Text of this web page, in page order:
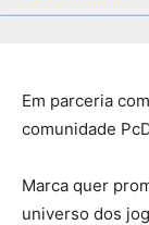
Em parceria
comunidade
Marca quer
universo dos